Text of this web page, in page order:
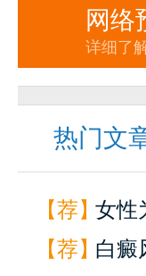
网络
详细了
热门文
【荐】女性
【荐】白癜